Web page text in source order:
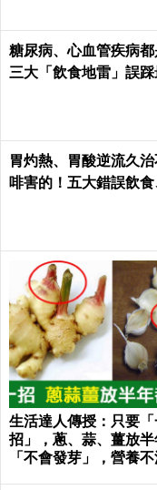
糖尿病、心血管疾病都
三大「飲食地雷」誤
胃灼熱、胃酸逆流久
啡害的！五大錯誤飲
生活達人傳授：只要「
招」，蔥、蒜、薑放
「不會發芽」，營養